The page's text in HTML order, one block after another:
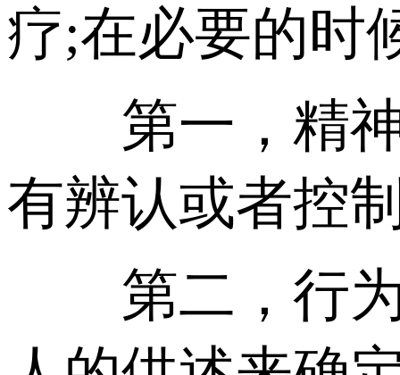
疗;在必要的时
第一，精神
有辨认或者控
第二，行为